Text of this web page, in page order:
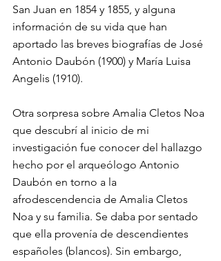
San Juan en 1854 y 1855, y alguna
información de su vida que han
aportado las breves biografías de José
Antonio Daubón (1900) y María Luisa
Angelis (1910).
Otra sorpresa sobre Amalia Cletos Noa
que descubrí al inicio de mi
investigación fue conocer del hallazgo
hecho por el arqueólogo Antonio
Daubón en torno a la
afrodescendencia de Amalia Cletos
Noa y su familia. Se daba por sentado
que ella provenía de descendientes
españoles (blancos). Sin embargo,